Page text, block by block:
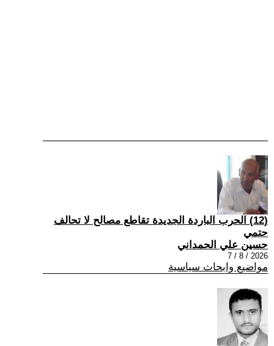
(12) الحرب الباردة الجديدة تقاطع مصالح لا تحالف
حتمي
حسين علي الحمداني
2026 / 8 / 7
مواضيع وابحاث سياسية